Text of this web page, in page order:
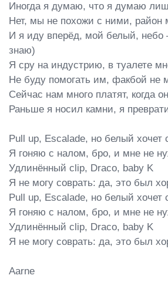
Иногда я думаю, что я думаю
Нет, мы не похожи с ними, район
И я иду вперёд, мой белый, небо
знаю)
Я сру на индустрию, в туалете
Не буду помогать им, факбой не
Сейчас нам много платят, когда
Раньше я носил камни, я
Pull up, Escalade, но белый хочет
Я гоняю с налом, бро, и мне не
Удлинённый clip, Draco, baby K
Я не могу соврать: да, это был
Pull up, Escalade, но белый хочет
Я гоняю с налом, бро, и мне не
Удлинённый clip, Draco, baby K
Я не могу соврать: да, это был
Aarne